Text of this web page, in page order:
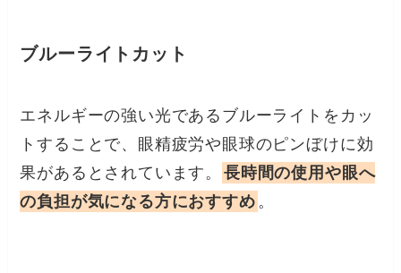
ブルーライトカット
エネルギーの強い光であるブルーライトをカッ
トすることで、眼精疲労や眼球のピンぼけに効
果があるとされています。 長時間の使用や眼へ
の負担が気になる方におすすめ 。